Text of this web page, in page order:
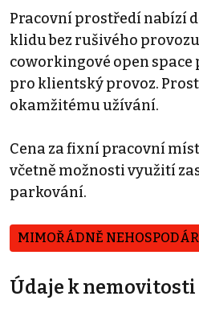
Pracovní prostředí nabízí
klidu bez rušivého
coworkingové open
pro klientský provoz.
okamžitému užívání.
Cena za fixní pracovní
včetně možnosti využití
parkování.
MIMOŘÁDNĚ
Údaje k nemovitosti